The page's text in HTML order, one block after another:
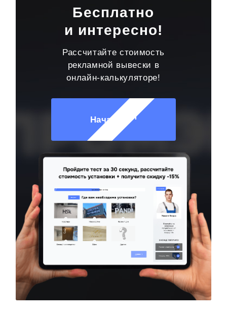
Бесплатно
и интересно!
Рассчитайте стоимость
рекламной вывески в
онлайн-калькуляторе!
Начать